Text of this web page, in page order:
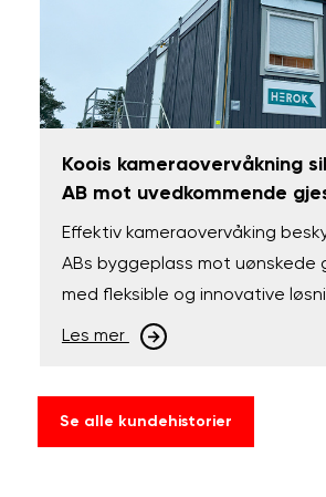
Koois kameraovervåkning
AB mot uvedkommende
Effektiv kameraovervåking
ABs byggeplass mot uønskede
med fleksible og innovative
Les mer
Se alle kundehistorier